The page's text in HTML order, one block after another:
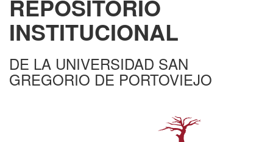
REPOSITORIO
INSTITUCIONAL
DE LA UNIVERSIDAD SAN
GREGORIO DE PORTOVIEJO